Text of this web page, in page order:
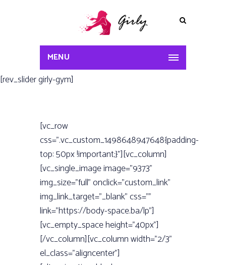
MENU
[rev_slider girly-gym]
[vc_row
css=”.vc_custom_1498648947648{padding-
top: 50px !important;}”][vc_column]
[vc_single_image image=”9373”
img_size=”full” onclick=”custom_link”
img_link_target=”_blank” css=””
link=”https://body-space.ba/lp”]
[vc_empty_space height=”40px”]
[/vc_column][vc_column width=”2/3”
el_class=”aligncenter”]